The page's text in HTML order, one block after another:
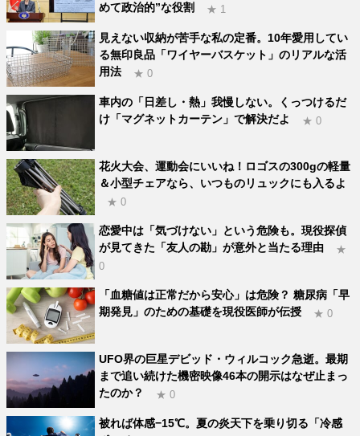
めて政治的”な役割
★ 1
見えない収納が苦手な私の定番。10年愛用してい
る無印良品「ワイヤーバスケット」のリアルな活
用法
★ 0
車内の「日差し・熱」我慢しない。くっつけるだ
け「マグネットカーテン」で解決だよ
★ 0
花火大会、運動会にいいね！ロゴスの300gの軽量
＆小型チェアなら、いつものリュックにも入るよ
★ 0
恋愛中は「気づけない」という危険も。現役探偵
が見てきた「友人の勘」が意外と当たる理由
★
0
「血糖値は正常だから安心」は危険？ 糖尿病「早
期発見」のための基礎を現役医師が伝授
★ 0
UFO界の巨星デビッド・ウィルコック急逝。最期
まで追い続けた機密映像46本の開示はなぜ止まっ
たのか？
★ 0
被れば体感−15℃。夏の炎天下を乗り切る「冷感